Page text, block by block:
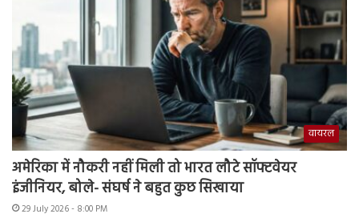
वायरल
अमेरिका में नौकरी नहीं मिली तो भारत लौटे सॉफ्टवेयर
इंजीनियर, बोले- संघर्ष ने बहुत कुछ सिखाया
29 July 2026 - 8:00 PM